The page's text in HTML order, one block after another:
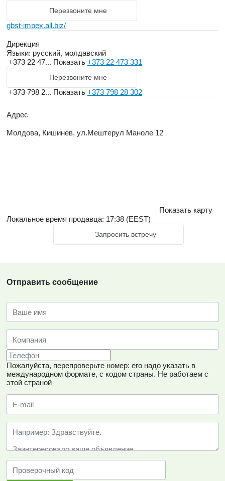
Перезвоните мне
gbst-impex.all.biz/
Дирекция
Языки: русский, молдавский
+373 22 47... Показать +373 22 473 331
Перезвоните мне
+373 798 2... Показать +373 798 28 302
Адрес
Молдова, Кишинев, ул.Мештерул Маноле 12
Показать карту
Локальное время продавца: 17:38 (EEST)
Запросить встречу
Отправить сообщение
Пожалуйста, перепроверьте номер: его надо указать в
международном формате, с кодом страны. Не работаем с
этой страной